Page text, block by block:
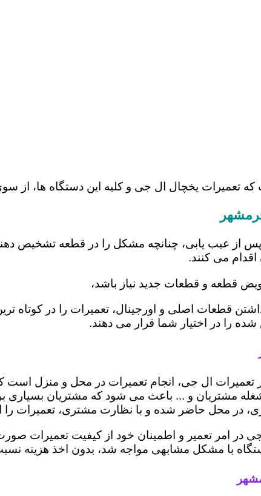
که تعمیرات یخچال ال جی و کلیه این دستگاه ها،
از عیب یابی، چنانچه مشکل را در قطعه تشخیص
اقدام می کنند.
قطعه و قطعات جدید نیاز باشد،
قطعات اصلی و اورجینال، تعمیرات را در کوتاه
شده را در اختیار شما قرار می دهند.
تعمیرات ال جی، انجام تعمیرات در محل و منزل
مشتریان و ... باعث می شود که مشتریان بسیاری
در محل حاضر شده و با نظارت مشتری، تعمیرات را
در امر تعمیر و اطمینان خود از کیفیت تعمیرات
با مشکل مشابهی مواجه شد، بدون اخذ هزینه